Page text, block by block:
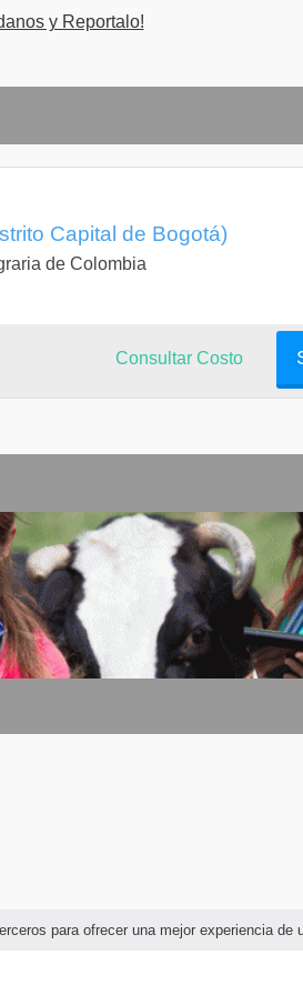
para ofrecer una mejor experiencia
y Reportalo!
Capital de Bogotá)
de Colombia
Consultar Costo